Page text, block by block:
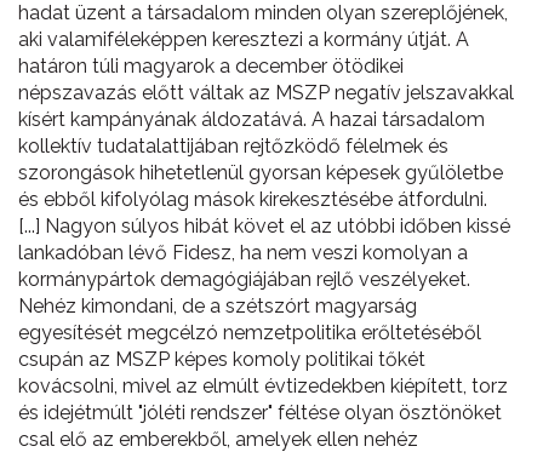
hadat üzent a társadalom minden olyan szereplőjének,
aki valamiféleképpen keresztezi a kormány útját. A
határon túli magyarok a december ötödikei
népszavazás előtt váltak az MSZP negatív jelszavakkal
kísért kampányának áldozatává. A hazai társadalom
kollektív tudatalattijában rejtőzködő félelmek és
szorongások hihetetlenül gyorsan képesek gyűlöletbe
és ebből kifolyólag mások kirekesztésébe átfordulni.
[...] Nagyon súlyos hibát követ el az utóbbi időben kissé
lankadóban lévő Fidesz, ha nem veszi komolyan a
kormánypártok demagógiájában rejlő veszélyeket.
Nehéz kimondani, de a szétszórt magyarság
egyesítését megcélzó nemzetpolitika erőltetéséből
csupán az MSZP képes komoly politikai tőkét
kovácsolni, mivel az elmúlt évtizedekben kiépített, torz
és idejétmúlt "jóléti rendszer" féltése olyan ösztönöket
csal elő az emberekből, amelyek ellen nehéz